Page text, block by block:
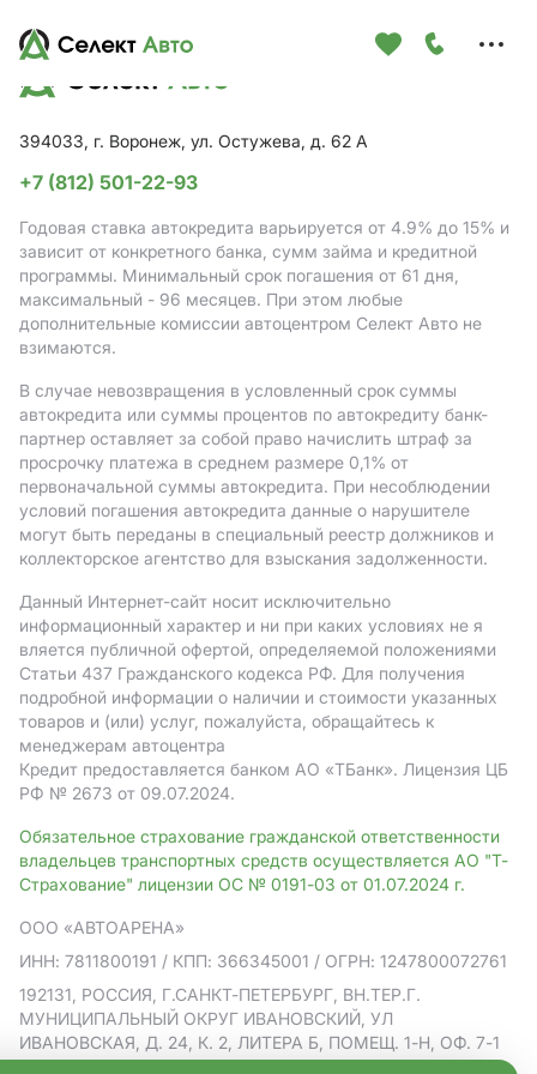
394033, г. Воронеж, ул. Остужева, д. 62 А
+7 (812) 501-22-93
Годовая ставка автокредита варьируется от 4.9% до 15% и
зависит от конкретного банка, сумм займа и кредитной
программы. Минимальный срок погашения от 61 дня,
максимальный - 96 месяцев. При этом любые
дополнительные комиссии автоцентром Селект Авто не
взимаются.
В случае невозвращения в условленный срок суммы
автокредита или суммы процентов по автокредиту банк-
партнер оставляет за собой право начислить штраф за
просрочку платежа в среднем размере 0,1% от
первоначальной суммы автокредита. При несоблюдении
условий погашения автокредита данные о нарушителе
могут быть переданы в специальный реестр должников и
коллекторское агентство для взыскания задолженности.
Данный Интернет-сайт носит исключительно
информационный характер и ни при каких условиях не я
вляется публичной офертой, определяемой положениями
Статьи 437 Гражданского кодекса РФ. Для получения
подробной информации о наличии и стоимости указанных
товаров и (или) услуг, пожалуйста, обращайтесь к
менеджерам автоцентра
Кредит предоставляется банком АO «ТБанк». Лицензия ЦБ
РФ № 2673 от 09.07.2024.
Обязательное страхование гражданской ответственности
владельцев транспортных средств осуществляется АО "Т-
Страхование" лицензии ОС № 0191-03 от 01.07.2024 г.
ООО «АВТОАРЕНА»
ИНН: 7811800191 / КПП: 366345001 / ОГРН: 1247800072761
192131, РОССИЯ, Г.САНКТ-ПЕТЕРБУРГ, ВН.ТЕР.Г.
МУНИЦИПАЛЬНЫЙ ОКРУГ ИВАНОВСКИЙ, УЛ
ИВАНОВСКАЯ, Д. 24, К. 2, ЛИТЕРА Б, ПОМЕЩ. 1-Н, ОФ. 7-1